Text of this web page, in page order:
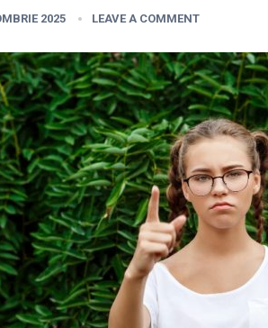
2025 LEAVE A COMMENT